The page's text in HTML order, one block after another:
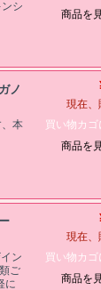
シ
商品を
ノ
、本
現在、
買い物カゴ
商品を
ン
ご
に
現在、
買い物カゴ
商品を